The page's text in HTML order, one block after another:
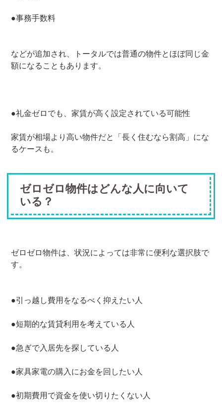
●事務手数料
などが追加され、トータルでは普通の物件とほぼ同じ金
額になることもあります。
●礼金ゼロでも、家賃が高く設定されている可能性
家賃が相場より高い物件だと「長く住むなら割高」にな
るケースも。
ゼロゼロ物件はどんな人に向いて
いる？
ゼロゼロ物件は、状況によっては非常に便利な選択肢で
す。
●引っ越し費用をなるべく抑えたい人
●短期的な賃貸利用を考えている人
●急ぎで入居先を探している人
●家具家電の購入にお金を回したい人
●初期費用で資金を使い切りたくない人